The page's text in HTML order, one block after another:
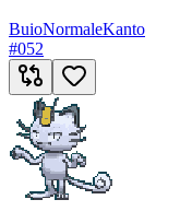
BuioNormaleKanto
#052